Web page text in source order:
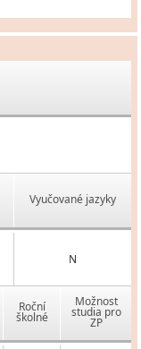
Vyučované jazyky
N
Roční
školné
Možnost
studia pro
ZP